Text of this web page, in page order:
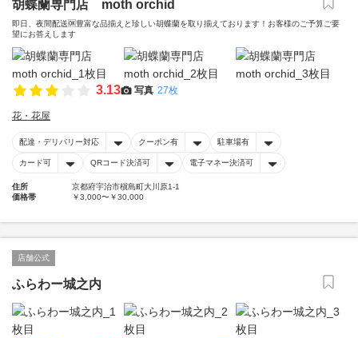
胡蝶蘭専門店 moth orchid
即日、夜間配送🆗豊富な品揃えと珍しい胡蝶蘭を取り揃えております！お客様のご予算ご要
望にお答えします
3.13 写真 27枚
花・花屋
配達・デリバリー対応 クーポン有 駐車場有
カード可 QRコード決済可 電子マネー決済可
住所
京都府宇治市槇島町大川原1-1
価格帯
￥3,000〜￥30,000
店舗公式
ふらわー城之内